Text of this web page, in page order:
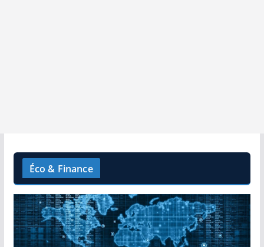
Éco & Finance